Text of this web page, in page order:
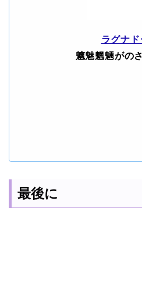
ラグナ
魑魅魍魎がの
最後に